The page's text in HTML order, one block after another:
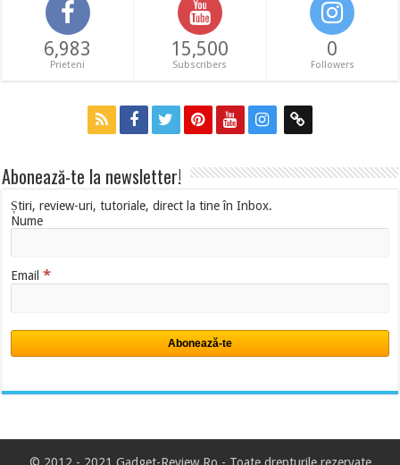
6,983
Prieteni
15,500
Subscribers
0
Followers
Abonează-te la newsletter!
Știri, review-uri, tutoriale, direct la tine în Inbox.
Nume
Email*